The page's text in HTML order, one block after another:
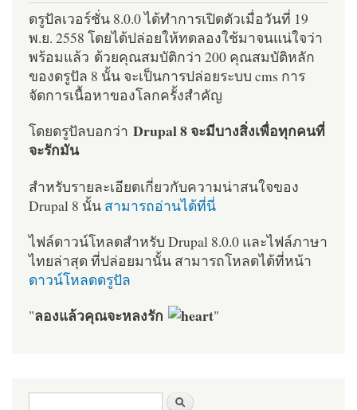
ดรูปัลเวอร์ชั่น 8.0.0 ได้ทำการเปิดตัวเมื่อวันที่ 19
พ.ย. 2558 โดยได้ปล่อยให้ทดลองใช้มาจนแน่ใจว่า
พร้อมแล้ว ด้วยคุณสมบัติกว่า 200 คุณสมบัติหลัก
ของดรูปัล 8 นั้น จะเป็นการปล่อยระบบ cms การ
จัดการเนื้อหาของโลกครั้งสำคัญ
โดยดรูปัลบอกว่า Drupal 8 จะมีบางสิ่งเพื่อทุกคนที่
จะรักมัน
สำหรับรายละเอียดเกี่ยวกับความน่าสนใจของ
Drupal 8 นั้น สามารถอ่านได้ที่นี่
ไฟล์ดาวน์โหลดสำหรับ Drupal 8.0.0 และไฟล์ภาษา
ไทยล่าสุด ที่ปล่อยมานั้น สามารถโหลดได้ที่หน้า
ดาวน์โหลดดรูปัล
"ลองแล้วคุณจะหลงรัก "
ฟอร์มค้นหา